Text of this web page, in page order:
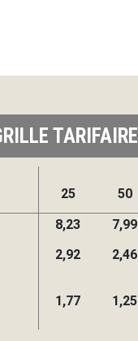
TARIFAIRE
25 50
8,23 7,99
2,92 2,46
1,77 1,25